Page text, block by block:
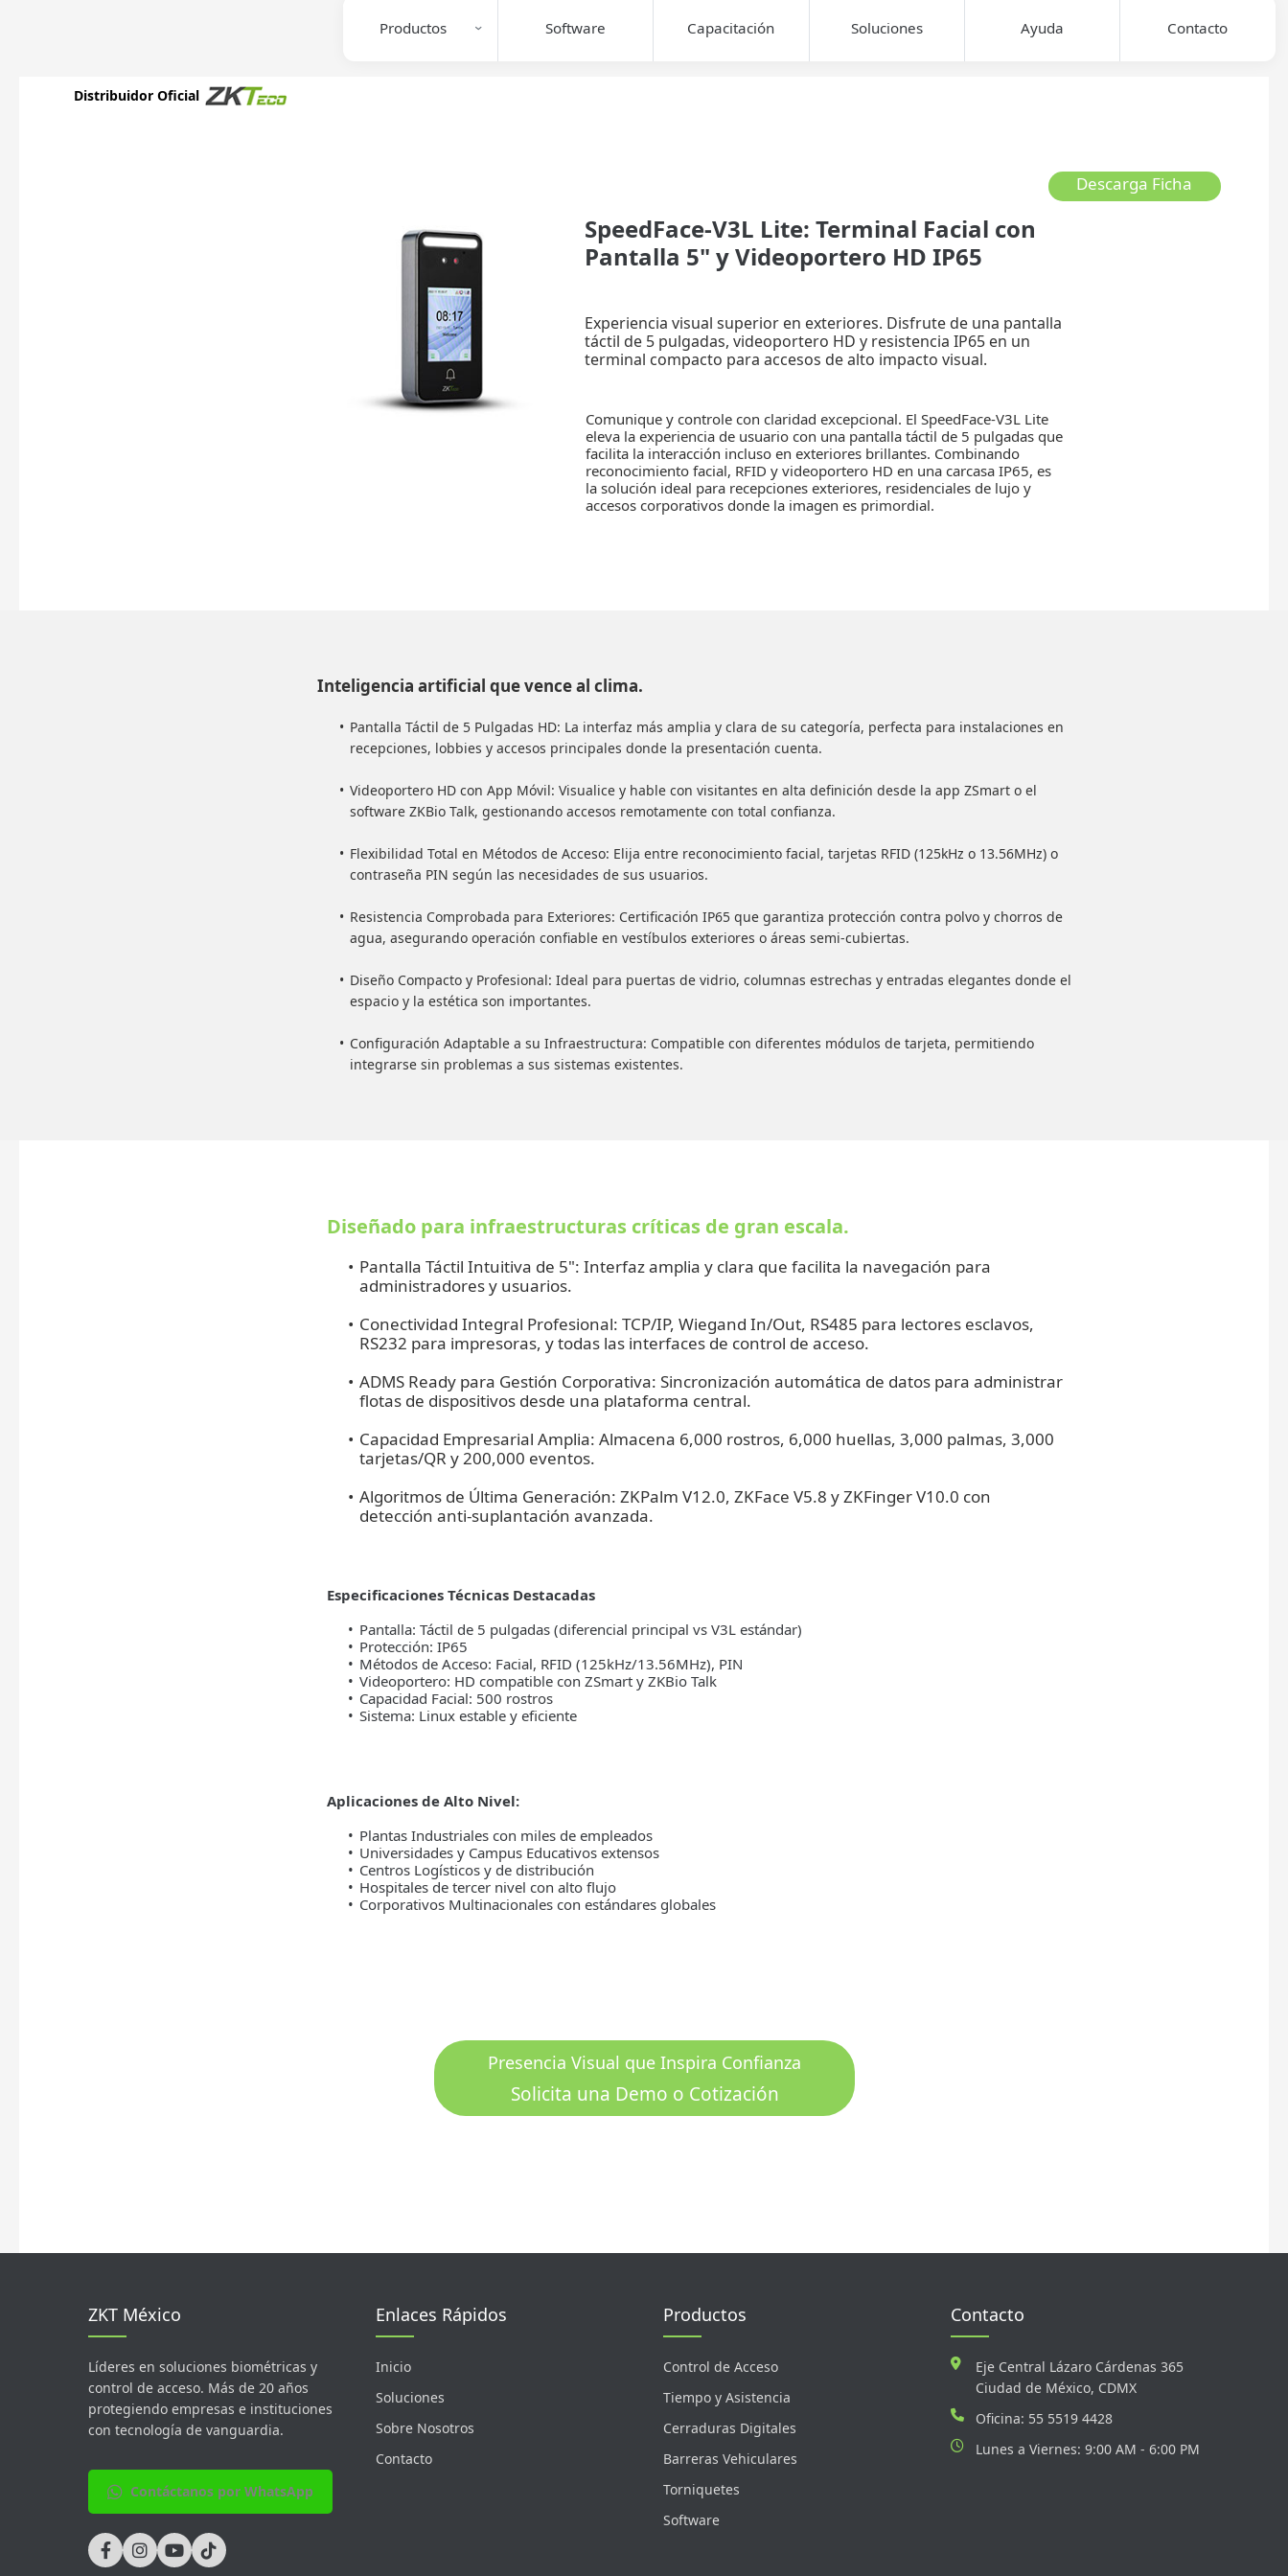
Distribuidor Oficial
Descarga Ficha
SpeedFace-V3L Lite: Terminal Facial con
Pantalla 5" y Videoportero HD IP65
Experiencia visual superior en exteriores. Disfrute de una pantalla
táctil de 5 pulgadas, videoportero HD y resistencia IP65 en un
terminal compacto para accesos de alto impacto visual.
Comunique y controle con claridad excepcional. El SpeedFace-V3L Lite
eleva la experiencia de usuario con una pantalla táctil de 5 pulgadas que
facilita la interacción incluso en exteriores brillantes. Combinando
reconocimiento facial, RFID y videoportero HD en una carcasa IP65, es
la solución ideal para recepciones exteriores, residenciales de lujo y
accesos corporativos donde la imagen es primordial.
Inteligencia artificial que vence al clima.
Pantalla Táctil de 5 Pulgadas HD: La interfaz más amplia y clara de su categoría, perfecta para instalaciones en
recepciones, lobbies y accesos principales donde la presentación cuenta.
Videoportero HD con App Móvil: Visualice y hable con visitantes en alta definición desde la app ZSmart o el
software ZKBio Talk, gestionando accesos remotamente con total confianza.
Flexibilidad Total en Métodos de Acceso: Elija entre reconocimiento facial, tarjetas RFID (125kHz o 13.56MHz) o
contraseña PIN según las necesidades de sus usuarios.
Resistencia Comprobada para Exteriores: Certificación IP65 que garantiza protección contra polvo y chorros de
agua, asegurando operación confiable en vestíbulos exteriores o áreas semi-cubiertas.
Diseño Compacto y Profesional: Ideal para puertas de vidrio, columnas estrechas y entradas elegantes donde el
espacio y la estética son importantes.
Configuración Adaptable a su Infraestructura: Compatible con diferentes módulos de tarjeta, permitiendo
integrarse sin problemas a sus sistemas existentes.
Diseñado para infraestructuras críticas de gran escala.
Pantalla Táctil Intuitiva de 5": Interfaz amplia y clara que facilita la navegación para
administradores y usuarios.
Conectividad Integral Profesional: TCP/IP, Wiegand In/Out, RS485 para lectores esclavos,
RS232 para impresoras, y todas las interfaces de control de acceso.
ADMS Ready para Gestión Corporativa: Sincronización automática de datos para administrar
flotas de dispositivos desde una plataforma central.
Capacidad Empresarial Amplia: Almacena 6,000 rostros, 6,000 huellas, 3,000 palmas, 3,000
tarjetas/QR y 200,000 eventos.
Algoritmos de Última Generación: ZKPalm V12.0, ZKFace V5.8 y ZKFinger V10.0 con
detección anti-suplantación avanzada.
Especificaciones Técnicas Destacadas
Pantalla: Táctil de 5 pulgadas (diferencial principal vs V3L estándar)
Protección: IP65
Métodos de Acceso: Facial, RFID (125kHz/13.56MHz), PIN
Videoportero: HD compatible con ZSmart y ZKBio Talk
Capacidad Facial: 500 rostros
Sistema: Linux estable y eficiente
Aplicaciones de Alto Nivel:
Plantas Industriales con miles de empleados
Universidades y Campus Educativos extensos
Centros Logísticos y de distribución
Hospitales de tercer nivel con alto flujo
Corporativos Multinacionales con estándares globales
Presencia Visual que Inspira Confianza
Solicita una Demo o Cotización
Productos Software Capacitación Soluciones Ayuda Contacto
ZKT México
Líderes en soluciones biométricas y
control de acceso. Más de 20 años
protegiendo empresas e instituciones
con tecnología de vanguardia.
Contáctanos por WhatsApp
Enlaces Rápidos
Inicio
Soluciones
Sobre Nosotros
Contacto
Productos
Control de Acceso
Tiempo y Asistencia
Cerraduras Digitales
Barreras Vehiculares
Torniquetes
Software
Contacto
Eje Central Lázaro Cárdenas 365
Ciudad de México, CDMX
Oficina: 55 5519 4428
Lunes a Viernes: 9:00 AM - 6:00 PM